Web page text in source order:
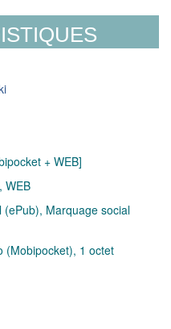
+ WEB]
WEB
(ePub), Marquage social
(Mobipocket), 1 octet